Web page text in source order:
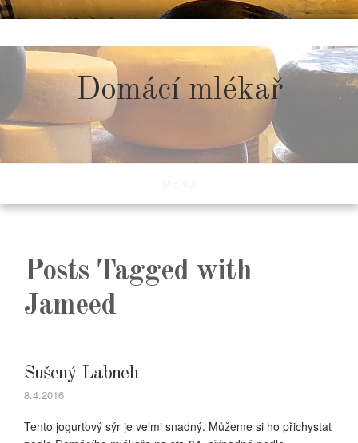
to
content
Domácí mlékař
Posts Tagged with
Jameed
Sušený Labneh
8.4.2016
Tento jogurtový sýr je velmi snadný. Můžeme si ho přichystat